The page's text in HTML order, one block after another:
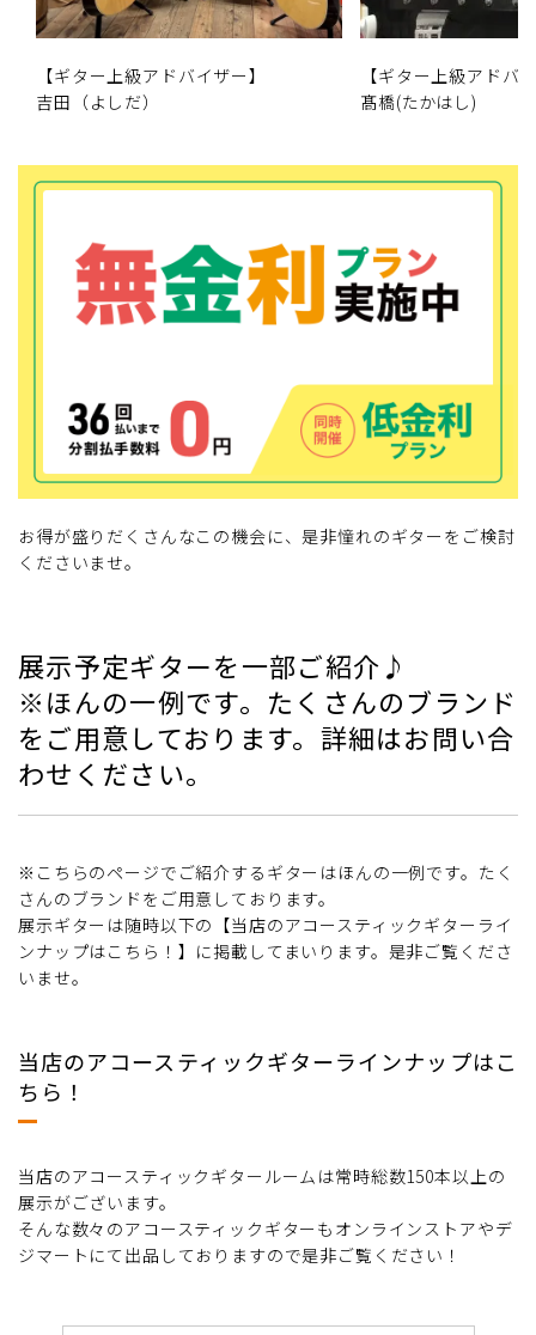
【ギター上級アドバイザー】
吉田（よしだ）
【ギター上級アドバ
髙橋(たかはし)
お得が盛りだくさんなこの機会に、是非憧れのギターをご検討
くださいませ。
展示予定ギターを一部ご紹介♪
※ほんの一例です。たくさんのブランド
をご用意しております。詳細はお問い合
わせください。
※こちらのページでご紹介するギターはほんの一例です。たく
さんのブランドをご用意しております。
展示ギターは随時以下の【当店のアコースティックギターライ
ンナップはこちら！】に掲載してまいります。是非ご覧くださ
いませ。
当店のアコースティックギターラインナップはこ
ちら！
当店のアコースティックギタールームは常時総数150本以上の
展示がございます。
そんな数々のアコースティックギターもオンラインストアやデ
ジマートにて出品しておりますので是非ご覧ください！